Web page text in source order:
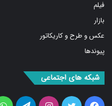
بازار
عکس و طرح و کاریکاتور
پیوندها
فیس توییتراینستاگرامتلگرام